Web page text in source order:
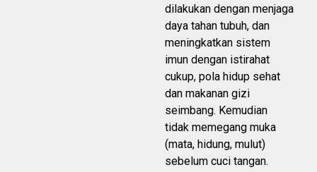
dilakukan dengan menjaga
daya tahan tubuh, dan
meningkatkan sistem
imun dengan istirahat
cukup, pola hidup sehat
dan makanan gizi
seimbang. Kemudian
tidak memegang muka
(mata, hidung, mulut)
sebelum cuci tangan.